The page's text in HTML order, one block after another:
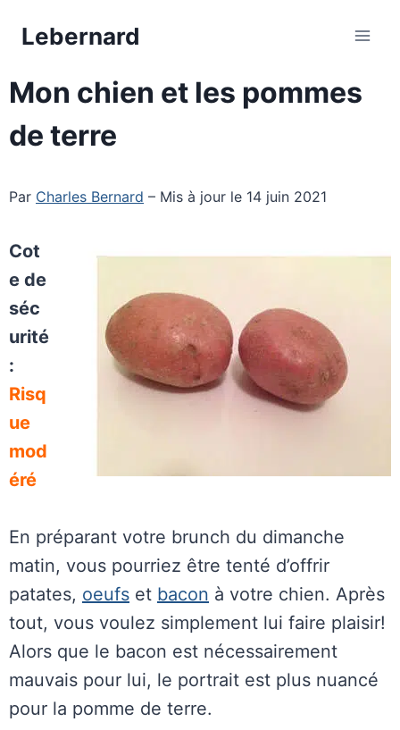
Lebernard
Mon chien et les pommes
de terre
Par Charles Bernard – Mis à jour le 14 juin 2021
Cot
e de
séc
urité
:
Risq
ue
mod
éré
En préparant votre brunch du dimanche
matin, vous pourriez être tenté d’offrir
patates, oeufs et bacon à votre chien. Après
tout, vous voulez simplement lui faire plaisir!
Alors que le bacon est nécessairement
mauvais pour lui, le portrait est plus nuancé
pour la pomme de terre.